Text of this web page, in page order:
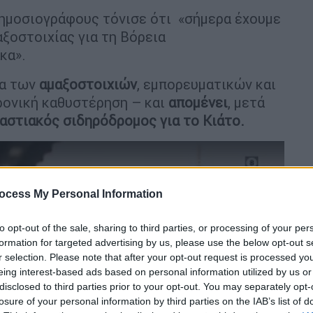
My Personal Information
opt-out of the sale, sharing to third parties, or processing of your
for targeted advertising by us, please use the below opt-out
selection. Please note that after your opt-out request is processed
interest-based ads based on personal information utilized by us
to third parties prior to your opt-out. You may separately
of your personal information by third parties on the IAB’s list of
τόνισε ότι «σήμερα έχουμε
για τη Βόρεια
των αμαξοστοιχιών, εμπορευματικών και
καθυστέρηση – και απομένει, μετά
σιδηρόδρομος για το Κιάτο.
video